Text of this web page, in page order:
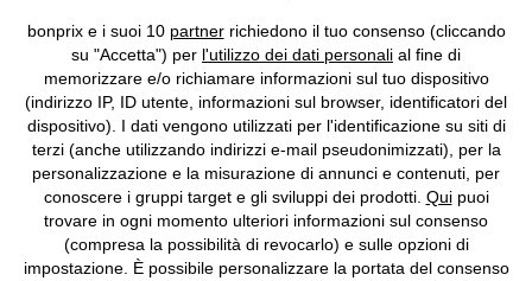
Informazioni legali Diritto di recesso
© 2026 bonprix.Tutti i diritti riservati.
bonprix S.r.l. con socio unico, sede legale: via Adua 33 - 13855
Valdengo (BI) C.F. 01510910027 - P.I. 01939830020, Reg. Imprese di
Biella n. 01510910027, R.E.A. BI - 171345, N. Reg. Pile:
IT09060P00000858, N. Reg. AEE: IT08020000002105 Capitale
Sociale: euro 1.000.000 i.v, Società soggetta all'attività di direzione
e coordinamento di bonprix Beteiligungs -Verwaltungsgesellschaft
mbH.
bonprix e i suoi 10 partnerrichiedono il tuo consenso (cliccando
su "Accetta") per l'utilizzo dei dati personali al fine di
memorizzare e/o richiamare informazioni sul tuo dispositivo
(indirizzo IP, ID utente, informazioni sul browser, identificatori del
dispositivo). I dati vengono utilizzati per l'identificazione su siti di
terzi (anche utilizzando indirizzi e-mail pseudonimizzati), per la
personalizzazione e la misurazione di annunci e contenuti, per
conoscere i gruppi target e gli sviluppi dei prodotti. Quipuoi
trovare in ogni momento ulteriori informazioni sul consenso
(compresa la possibilità di revocarlo) e sulle opzioni di
impostazione. È possibile personalizzare la portata del consenso